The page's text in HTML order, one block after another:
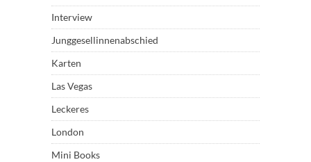
Interview
Junggesellinnenabschied
Karten
Las Vegas
Leckeres
London
Mini Books